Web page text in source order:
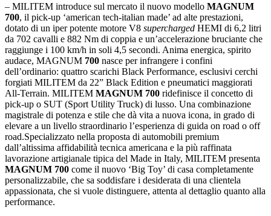
– MILITEM introduce sul mercato il nuovo modello MAGNUM
700, il pick-up ‘american tech-italian made’ ad alte prestazioni,
dotato di un iper potente motore V8 supercharged HEMI di 6,2 litri
da 702 cavalli e 882 Nm di coppia e un’accelerazione bruciante che
raggiunge i 100 km/h in soli 4,5 secondi. Anima energica, spirito
audace, MAGNUM 700 nasce per infrangere i confini
dell’ordinario: quattro scarichi Black Performance, esclusivi cerchi
forgiati MILITEM da 22” Black Edition e pneumatici maggiorati
All-Terrain. MILITEM MAGNUM 700 ridefinisce il concetto di
pick-up o SUT (Sport Utility Truck) di lusso. Una combinazione
magistrale di potenza e stile che dà vita a nuova icona, in grado di
elevare a un livello straordinario l’esperienza di guida on road o off
road.Specializzato nella proposta di automobili premium
dall’altissima affidabilità tecnica americana e la più raffinata
lavorazione artigianale tipica del Made in Italy, MILITEM presenta
MAGNUM 700 come il nuovo ‘Big Toy’ di casa completamente
personalizzabile, che sa soddisfare i desiderata di una clientela
appassionata, che si vuole distinguere, attenta al dettaglio quanto alla
performance.